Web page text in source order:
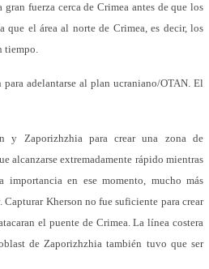
fuerza cerca de Crimea antes de que los
que el área al norte de Crimea, es decir, los
tiempo.
adelantarse al plan ucraniano/OTAN. El
y Zaporizhzhia para crear una zona de
alcanzarse extremadamente rápido mientras
importancia en ese momento, mucho más
Kherson no fue suficiente para crear
el puente de Crimea. La línea costera
de Zaporizhzhia también tuvo que ser